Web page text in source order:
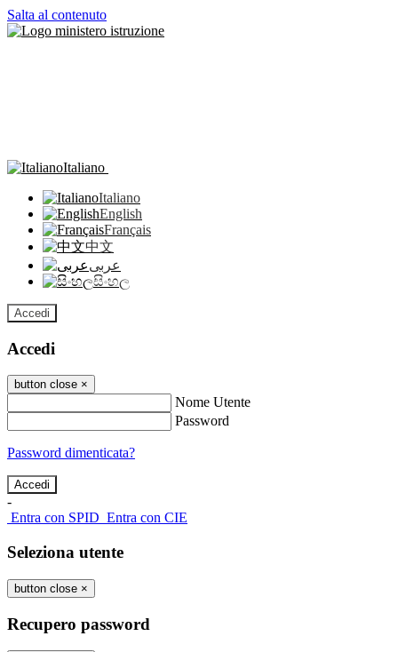
Salta al contenuto
Italiano
Italiano
English
Français
中文
عربى
සිංහල
Accedi
Accedi
button close ×
Nome Utente
Password
Password dimenticata?
-
Entra con SPID Entra con CIE
Seleziona utente
button close ×
Recupero password